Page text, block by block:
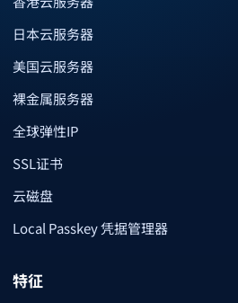
日本云服务器
美国云服务器
裸金属服务器
全球弹性IP
SSL证书
云磁盘
Local Passkey 凭据管理器
特征